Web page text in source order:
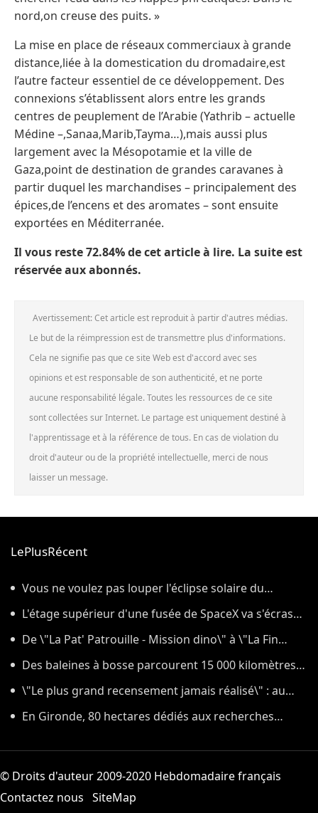
nord,on creuse des puits. »
La mise en place de réseaux commerciaux à grande
distance,liée à la domestication du dromadaire,est
l’autre facteur essentiel de ce développement. Des
connexions s’établissent alors entre les grands
centres de peuplement de l’Arabie (Yathrib – actuelle
Médine –,Sanaa,Marib,Tayma…),mais aussi plus
largement avec la Mésopotamie et la ville de
Gaza,point de destination de grandes caravanes à
partir duquel les marchandises – principalement des
épices,de l’encens et des aromates – sont ensuite
exportées en Méditerranée.
Il vous reste 72.84% de cet article à lire. La suite est
réservée aux abonnés.
Avertissement: Cet article est reproduit à partir d'autres médias.
Le but de la réimpression est de transmettre plus d'informations.
Cela ne signifie pas que ce site Web est d'accord avec ses
opinions et est responsable de son authenticité, et ne porte
aucune responsabilité légale. Toutes les ressources de ce site
sont collectées sur Internet. Le partage est uniquement destiné à
l'apprentissage et à la référence de tous. En cas de violation du
droit d'auteur ou de la propriété intellectuelle, merci de nous
laisser un message.
LePlusRécent
Vous ne voulez pas louper l'éclipse solaire du
12 août ? On répond à sept questions pas si bêtes sur
les lunettes de protection
L'étage supérieur d'une fusée de SpaceX va s'écraser
ce mercredi sur la Lune, et y laissera un cratère
De \"La Pat' Patrouille - Mission dino\" à \"La Fin
d'Oak Street\
Des baleines à bosse parcourent 15 000 kilomètres
et révèlent leurs secrets génétiques
\"Le plus grand recensement jamais réalisé\" : au
cœur des derniers préparatifs du lancement de
En Gironde, 80 hectares dédiés aux recherches
© Droits d'auteur 2009-2020 Hebdomadaire français
Contactez nous SiteMap